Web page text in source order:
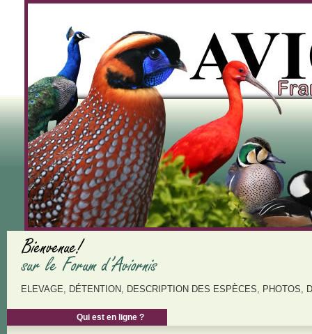
ELEVAGE, DÉTENTION, DESCRIPTION DES ESPÈCES, PHOTOS,
Qui est en ligne ?